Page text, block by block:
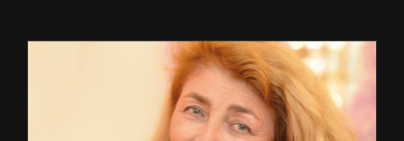
À L’AGENDA
OÙ TROUVER NUMÉRO 39